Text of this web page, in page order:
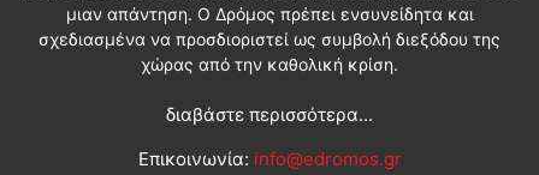
μιαν απάντηση. Ο Δρόμος πρέπει ενσυνείδητα και
σχεδιασμένα να προσδιοριστεί ως συμβολή διεξόδου της
χώρας από την καθολική κρίση.
διαβάστε περισσότερα...
Επικοινωνία: info@edromos.gr